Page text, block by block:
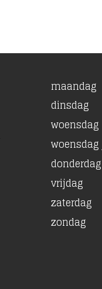
maandag
dinsdag
woensdag
woensdag
donderdag
vrijdag
zaterdag
zondag